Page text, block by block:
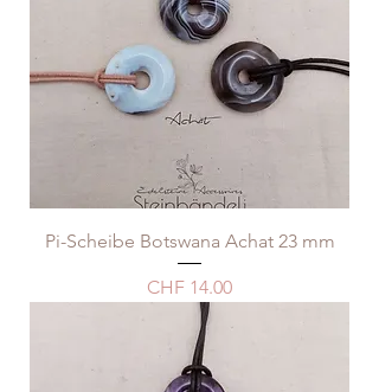
Pi-Scheibe Botswana Achat 23 mm
Price
CHF 14.00